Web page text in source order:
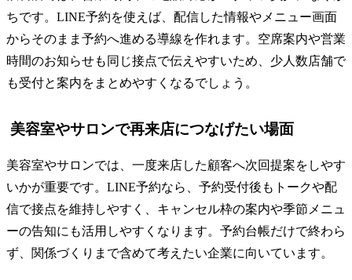
ちです。LINE予約を使えば、配信した情報やメニュー画面
からそのまま予約へ進める導線を作れます。空席案内や営業
時間のお知らせも同じ接点で伝えやすいため、少人数店舗で
も受付と案内をまとめやすくなるでしょう。
美容室やサロンで再来店につなげたい場面
美容室やサロンでは、一度来店した顧客へ次回提案をしやす
いかが重要です。LINE予約なら、予約受付後もトークや配
信で接点を維持しやすく、キャンセル枠の案内や季節メニュ
ーの告知にも活用しやすくなります。予約台帳だけで終わら
ず、関係づくりまで含めて考えたい企業に向いています。